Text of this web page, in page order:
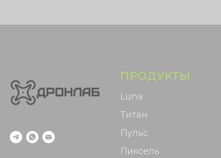
ПРОДУКТЫ
Luna
Титан
Пульс
Пиксель